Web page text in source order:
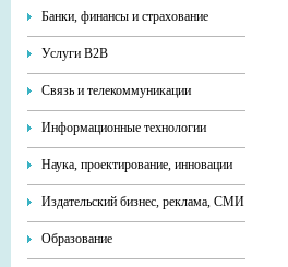
Банки, финансы и страхование
Услуги В2В
Связь и телекоммуникации
Информационные технологии
Наука, проектирование, инновации
Издательский бизнес, реклама, СМИ
Образование